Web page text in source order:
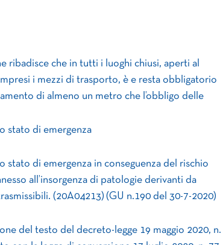
ribadisce che in tutti i luoghi chiusi, aperti al
i mezzi di trasporto, è e resta obbligatorio
di almeno un metro che l’obbligo delle
stato di emergenza
stato di emergenza in conseguenza del rischio
all’insorgenza di patologie derivanti da
(20A04213) (GU n.190 del 30-7-2020)
del testo del decreto-legge 19 maggio 2020, n.